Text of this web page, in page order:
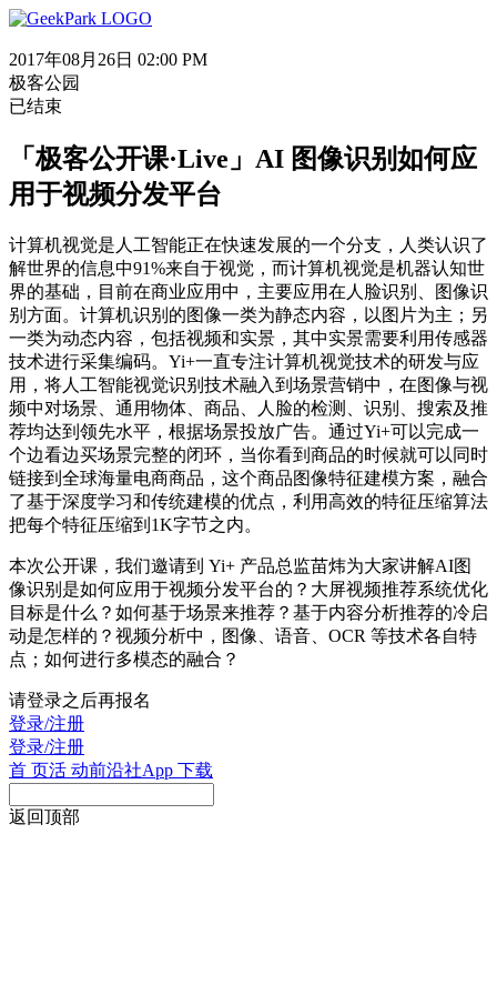
2017年08月26日 02:00 PM
极客公园
已结束
「极客公开课·Live」AI 图像识别如何应
用于视频分发平台
计算机视觉是人工智能正在快速发展的一个分支，人类认识了
解世界的信息中91%来自于视觉，而计算机视觉是机器认知世
界的基础，目前在商业应用中，主要应用在人脸识别、图像识
别方面。计算机识别的图像一类为静态内容，以图片为主；另
一类为动态内容，包括视频和实景，其中实景需要利用传感器
技术进行采集编码。Yi+一直专注计算机视觉技术的研发与应
用，将人工智能视觉识别技术融入到场景营销中，在图像与视
频中对场景、通用物体、商品、人脸的检测、识别、搜索及推
荐均达到领先水平，根据场景投放广告。通过Yi+可以完成一
个边看边买场景完整的闭环，当你看到商品的时候就可以同时
链接到全球海量电商商品，这个商品图像特征建模方案，融合
了基于深度学习和传统建模的优点，利用高效的特征压缩算法
把每个特征压缩到1K字节之内。
本次公开课，我们邀请到 Yi+ 产品总监苗炜为大家讲解AI图
像识别是如何应用于视频分发平台的？大屏视频推荐系统优化
目标是什么？如何基于场景来推荐？基于内容分析推荐的冷启
动是怎样的？视频分析中，图像、语音、OCR 等技术各自特
点；如何进行多模态的融合？
请登录之后再报名
登录/注册
登录/注册
首 页活 动前沿社App 下载
返回顶部